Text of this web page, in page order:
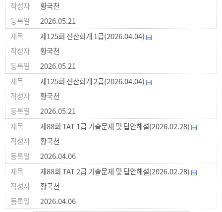
황국천
2026.05.21
제125회 전산회계 1급(2026.04.04)
황국천
2026.05.21
제125회 전산회계 2급(2026.04.04)
황국천
2026.05.21
제88회 TAT 1급 기출문제 및 답안해설(2026.02.28)
황국천
2026.04.06
제88회 TAT 2급 기출문제 및 답안해설(2026.02.28)
황국천
2026.04.06